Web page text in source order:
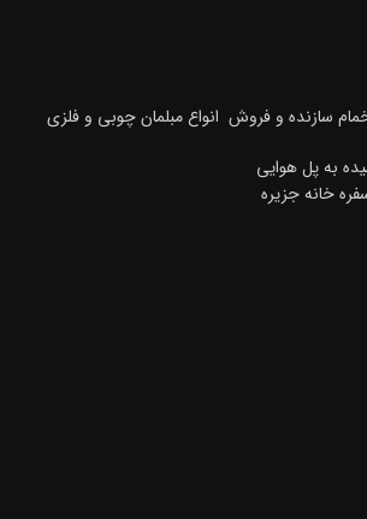
سازنده و فروش انواع مبلمان چوبی و فلزی
به پل هوایی
خانه جزیره